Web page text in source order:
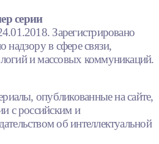
серии
Зарегистрировано
в сфере связи,
и массовых коммуникаций.
опубликованные на сайте,
с российским и
об интеллектуальной